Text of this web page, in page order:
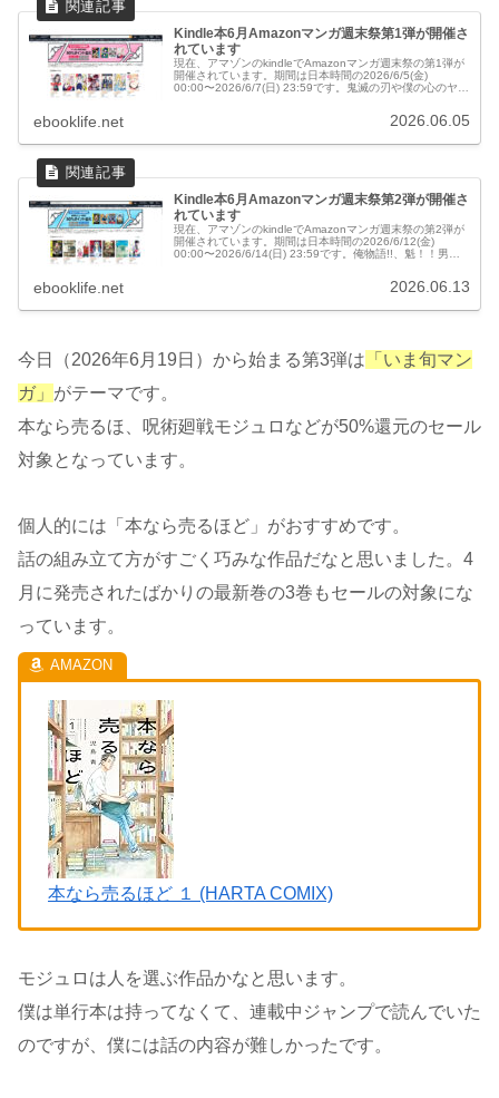
Kindle本6月Amazonマンガ週末祭第1弾が開催さ
れています
現在、アマゾンのkindleでAmazonマンガ週末祭の第1弾が
開催されています。期間は日本時間の2026/6/5(金)
00:00〜2026/6/7(日) 23:59です。鬼滅の刃や僕の心のヤバ
ebooklife.net 2026.06.05
Kindle本6月Amazonマンガ週末祭第2弾が開催さ
れています
現在、アマゾンのkindleでAmazonマンガ週末祭の第2弾が
開催されています。期間は日本時間の2026/6/12(金)
00:00〜2026/6/14(日) 23:59です。俺物語!!、魁！！男
ebooklife.net 2026.06.13
今日（2026年6月19日）から始まる第3弾は 「いま旬マン
ガ」 がテーマです。
本なら売るほ、呪術廻戦モジュロなどが50%還元のセール
対象となっています。
個人的には「本なら売るほど」がおすすめです。
話の組み立て方がすごく巧みな作品だなと思いました。4
月に発売されたばかりの最新巻の3巻もセールの対象にな
っています。
本なら売るほど １ (HARTA COMIX)
モジュロは人を選ぶ作品かなと思います。
僕は単行本は持ってなくて、連載中ジャンプで読んでいた
のですが、僕には話の内容が難しかったです。